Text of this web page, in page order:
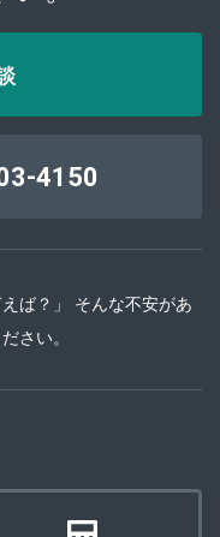
4150
ば？」 そんな不安があ
さい。